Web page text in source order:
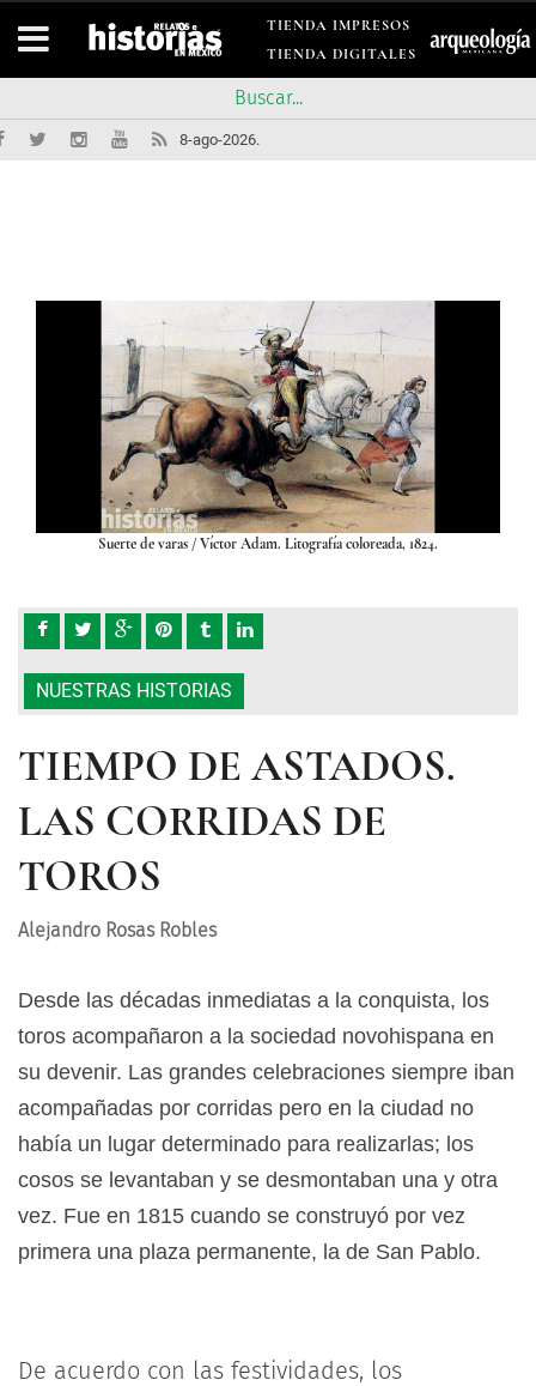
TIENDA IMPRESOS
TIENDA DIGITALES
8-ago-2026.
Suerte de varas / Víctor Adam. Litografía coloreada, 1824.
NUESTRAS HISTORIAS
TIEMPO DE ASTADOS.
LAS CORRIDAS DE
TOROS
Alejandro Rosas Robles
Desde las décadas inmediatas a la conquista, los
toros acompañaron a la sociedad novohispana en
su devenir. Las grandes celebraciones siempre iban
acompañadas por corridas pero en la ciudad no
había un lugar determinado para realizarlas; los
cosos se levantaban y se desmontaban una y otra
vez. Fue en 1815 cuando se construyó por vez
primera una plaza permanente, la de San Pablo.
De acuerdo con las festividades, los